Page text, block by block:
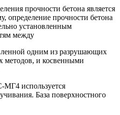
прочности бетона является
определение прочности бетона
установленным
между
одним из разрушающих
и косвенными
используется
База поверхностного